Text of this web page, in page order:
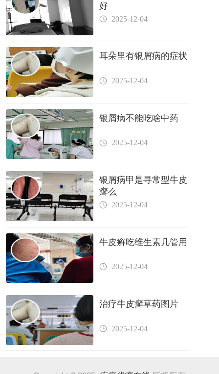
好
2025-12-04
耳朵里有银屑病的症状
2025-12-04
银屑病不能吃啥中药
2025-12-04
银屑病甲是寻常型牛皮
癣么
2025-12-04
牛皮癣吃维生素几管用
2025-12-04
治疗牛皮癣草药图片
2025-12-04